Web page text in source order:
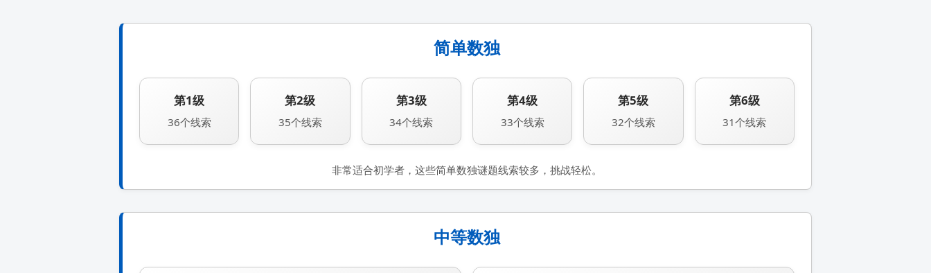
简单数独
第1级
36个线索
第2级
35个线索
第3级
34个线索
第4级
33个线索
第5级
32个线索
第6级
31个线索
非常适合初学者，这些简单数独谜题线索较多，挑战轻松。
中等数独